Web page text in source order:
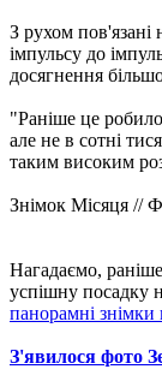
З рухом пов'язані
імпульсу до
досягнення
"Раніше це
але не в сотні
таким високим
Знімок Місяця //
Нагадаємо,
успішну посадку
панорамні знімки
З'явилося фото